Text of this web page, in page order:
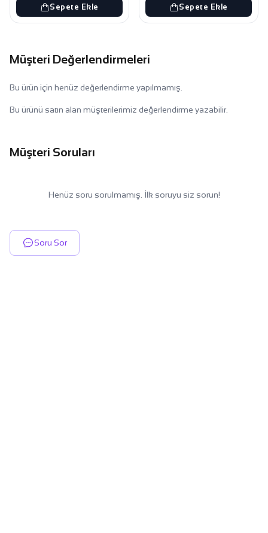
Sepete Ekle Sepete Ekle
Müşteri Değerlendirmeleri
Bu ürün için henüz değerlendirme yapılmamış.
Bu ürünü satın alan müşterilerimiz değerlendirme yazabilir.
Müşteri Soruları
Henüz soru sorulmamış. İlk soruyu siz sorun!
Soru Sor